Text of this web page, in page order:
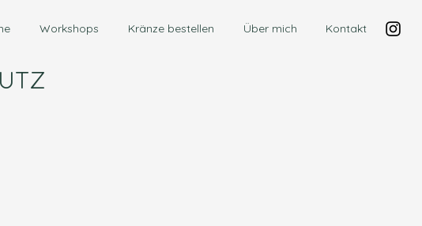
Workshops Kränze bestellen Über mich Kontakt